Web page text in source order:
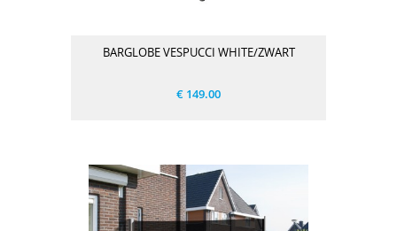
BARGLOBE VESPUCCI WHITE/ZWART
€ 149.00